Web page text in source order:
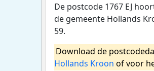
De postcode 1767 EJ
de gemeente Hollands
59.
Download de
Hollands Kroon of voor